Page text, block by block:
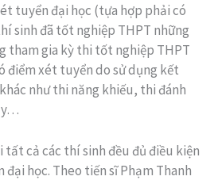
tuyển đại học (tựa hợp phải có
sinh đã tốt nghiệp THPT những
tham gia kỳ thi tốt nghiệp THPT
điểm xét tuyển do sử dụng kết
như thi năng khiếu, thi đánh
cả các thí sinh đều đủ điều kiện
đại học. Theo tiến sĩ Phạm Thanh